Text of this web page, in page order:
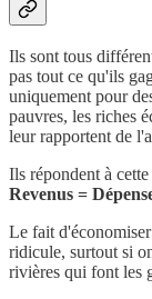
Ils sont tous
pas tout ce qu'ils
uniquement pour
pauvres, les riches
leur rapportent de
Ils répondent à
Revenus =
Le fait
ridicule, surtout si
rivières qui font les